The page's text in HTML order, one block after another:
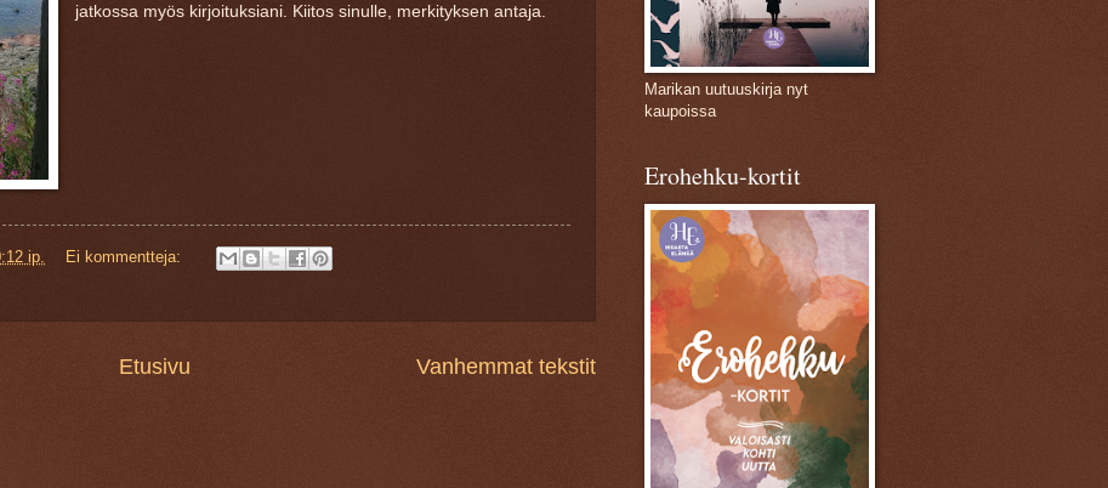
jatkossa myös kirjoituksiani. Kiitos sinulle, merkityksen antaja.
ip.
Ei kommentteja:
Vanhemmat tekstit
Etusivu
Marikan uutuuskirja nyt
kaupoissa
Erohehku-kortit